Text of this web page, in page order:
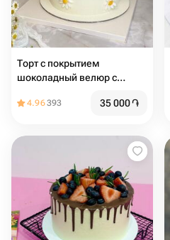
Торт с покрытием
шоколадный велюр с
день рождения, девушке,
4.96393 35 000֏